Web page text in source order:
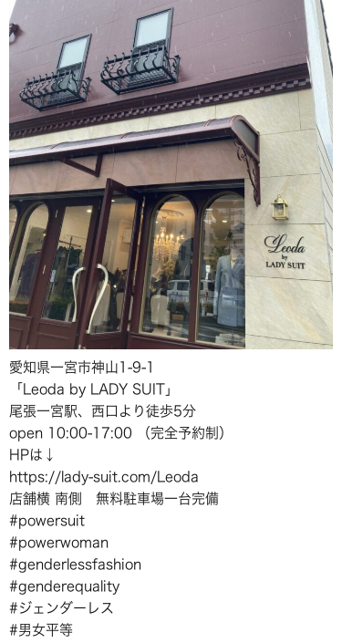
愛知県一宮市神山1-9-1
「Leoda by LADY SUIT」
尾張一宮駅、西口より徒歩5分
open 10:00-17:00 （完全予約制）
HPは↓
https://lady-suit.com/Leoda
店舗横 南側 無料駐車場一台完備
#powersuit
#powerwoman
#genderlessfashion
#genderequality
#ジェンダーレス
#男女平等